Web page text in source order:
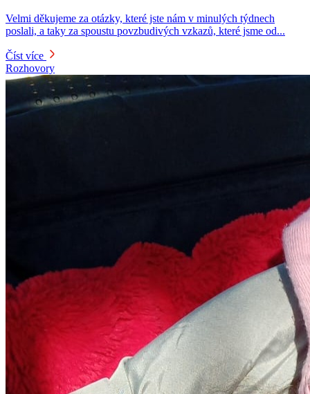
Velmi děkujeme za otázky, které jste nám v minulých týdnech
poslali, a taky za spoustu povzbudivých vzkazů, které jsme od...
Číst více
Rozhovory